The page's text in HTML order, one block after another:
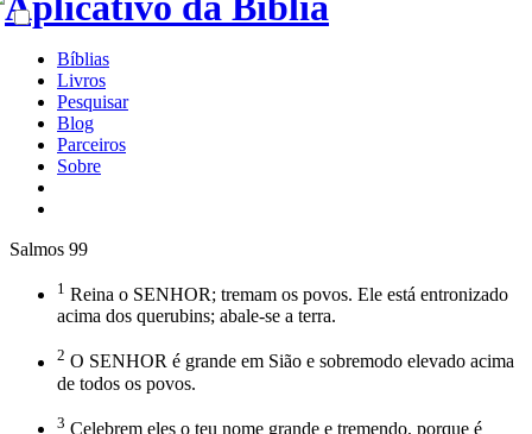
Bíblias
Livros
Pesquisar
Blog
Parceiros
Sobre
Salmos 99
1 Reina o SENHOR; tremam os povos. Ele está entronizado
acima dos querubins; abale-se a terra.
2 O SENHOR é grande em Sião e sobremodo elevado acima
de todos os povos.
3 Celebrem eles o teu nome grande e tremendo, porque é